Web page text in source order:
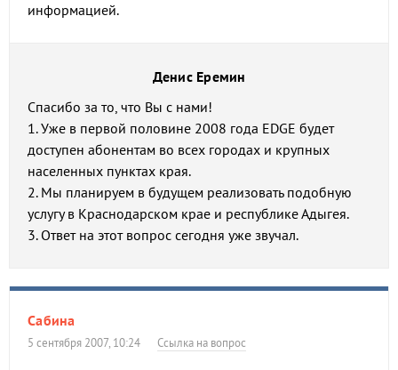
информацией.
Денис Еремин
Спасибо за то, что Вы с нами!
1. Уже в первой половине 2008 года EDGE будет
доступен абонентам во всех городах и крупных
населенных пунктах края.
2. Мы планируем в будущем реализовать подобную
услугу в Краснодарском крае и республике Адыгея.
3. Ответ на этот вопрос сегодня уже звучал.
Сабина
5 сентября 2007, 10:24 Ссылка на вопрос